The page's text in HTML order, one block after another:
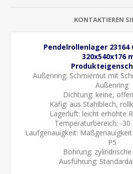
KONTAKTIEREN
Pendelrollenlager 23164
320x540x176
Außenring: Schmiernut mit
Außenring
Dichtung: keine,
Käfig: aus Stahlblech,
Lagerluft: leicht erhöhte
Temperaturbereich: -30
Laufgenauigkeit:
P5
Bohrung:
Ausführung: